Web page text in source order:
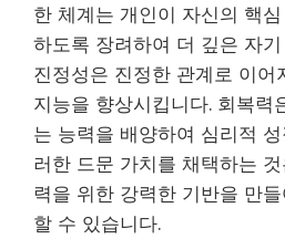
한 체계는 개인이 자신의 핵
하도록 장려하여 더 깊은 자
진정성은 진정한 관계로 이어
지능을 향상시킵니다. 회복력
는 능력을 배양하여 심리적
러한 드문 가치를 채택하는
력을 위한 강력한 기반을 만
할 수 있습니다.